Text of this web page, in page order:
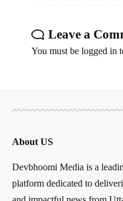
Leave a
You must be logged in
About US
Devbhoomi Media is a
platform dedicated to